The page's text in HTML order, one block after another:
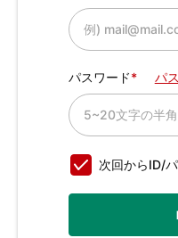
パスワード パ
次回からID/